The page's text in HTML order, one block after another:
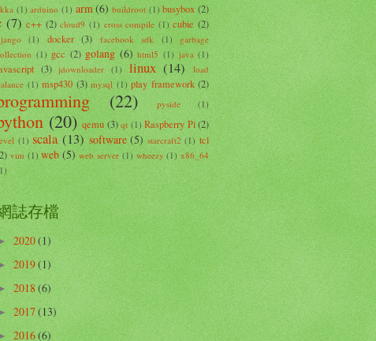
(1) arduino (1) arm(6) buildroot (1) busybox (2)
(7) c++ (2) cloud9 (1) cross compile (1) cubie (2)
(1) docker (3) facebook sdk (1)
garbage
(1) gcc (2) golang (6) html5 (1) java (1)
(3) jdownloader (1) linux (14)
load
(1) msp430 (3) mysql (1) play framework (2)
(22) pyside (1)
(20) qemu (3) qt (1) Raspberry Pi (2)
(1) scala (13) software (5) starcraft2 (1) tcl
vim (1) web (5) web server (1) wheezy (1) x86_64
誌存檔
2020(1)
2019(1)
2018(6)
2017(13)
2016(6)